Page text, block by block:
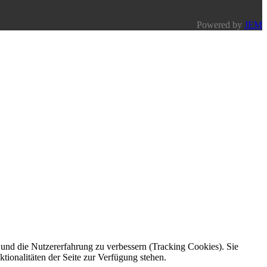
Powered by JEM
die Nutzererfahrung zu verbessern (Tracking Cookies). Sie
der Seite zur Verfügung stehen.